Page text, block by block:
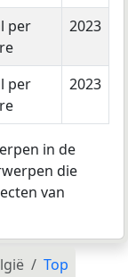
per
2023
per
2023
in de
die
van
Top